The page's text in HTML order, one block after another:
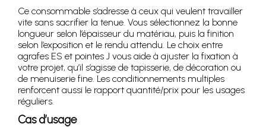
Ce consommable s’adresse à ceux qui veulent travailler
vite sans sacrifier la tenue. Vous sélectionnez la bonne
longueur selon l’épaisseur du matériau, puis la finition
selon l’exposition et le rendu attendu. Le choix entre
agrafes ES et pointes J vous aide à ajuster la fixation à
votre projet, qu’il s’agisse de tapisserie, de décoration ou
de menuiserie fine. Les conditionnements multiples
renforcent aussi le rapport quantité/prix pour les usages
réguliers.
Cas d’usage